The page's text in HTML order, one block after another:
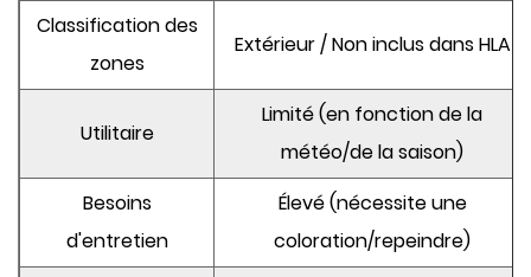
Classification des
zones
Extérieur / Non inclus dans HLA
Utilitaire
Limité (en fonction de la
météo/de la saison)
Besoins
d'entretien
Élevé (nécessite une
coloration/repeindre)